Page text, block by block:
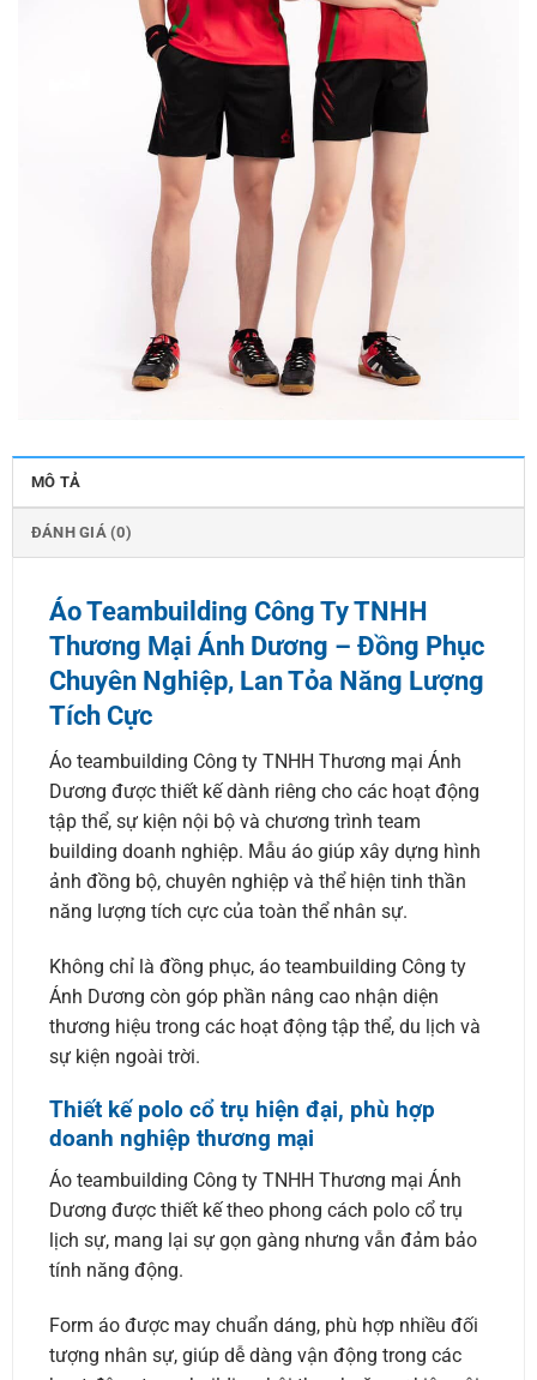
MÔ TẢ
ĐÁNH GIÁ (0)
Áo Teambuilding Công Ty TNHH
Thương Mại Ánh Dương – Đồng Phục
Chuyên Nghiệp, Lan Tỏa Năng Lượng
Tích Cực
Áo teambuilding Công ty TNHH Thương mại Ánh
Dương được thiết kế dành riêng cho các hoạt động
tập thể, sự kiện nội bộ và chương trình team
building doanh nghiệp. Mẫu áo giúp xây dựng hình
ảnh đồng bộ, chuyên nghiệp và thể hiện tinh thần
năng lượng tích cực của toàn thể nhân sự.
Không chỉ là đồng phục, áo teambuilding Công ty
Ánh Dương còn góp phần nâng cao nhận diện
thương hiệu trong các hoạt động tập thể, du lịch và
sự kiện ngoài trời.
Thiết kế polo cổ trụ hiện đại, phù hợp
doanh nghiệp thương mại
Áo teambuilding Công ty TNHH Thương mại Ánh
Dương được thiết kế theo phong cách polo cổ trụ
lịch sự, mang lại sự gọn gàng nhưng vẫn đảm bảo
tính năng động.
Form áo được may chuẩn dáng, phù hợp nhiều đối
tượng nhân sự, giúp dễ dàng vận động trong các